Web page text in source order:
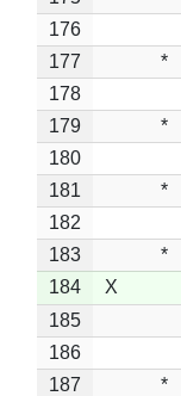
176
177
*
178
179
*
180
181
*
182
183
*
184
X
185
186
187
*